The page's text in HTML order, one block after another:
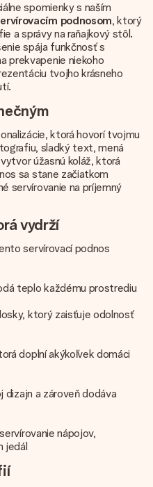
spomienky s naším
podnosom, ktorý
a správy na raňajkový stôl.
spája funkčnosť s
prekvapenie niekoho
tvojho krásneho
ktorá hovorí tvojmu
sladký text, mená
úžasnú koláž, ktorá
sa stane začiatkom
servírovanie na príjemný
vydrží
servírovací podnos
teplo každému prostrediu
ktorý zaisťuje odolnosť
doplní akýkoľvek domáci
a zároveň dodáva
nápojov,
jedál